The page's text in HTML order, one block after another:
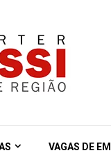
VAGAS DE